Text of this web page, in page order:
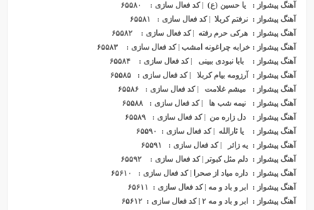
آهنگ پیشواز : یا حسین (ع) | کد فعال سازی : ۶۵۵۸۰
آهنگ پیشواز : نرفتم کربلا | کد فعال سازی : ۶۵۵۸۱
آهنگ پیشواز : هرکی حرم رفته | کد فعال سازی : ۶۵۵۸۲
آهنگ پیشواز : خرابه چراغونه امشب | کد فعال سازی : ۶۵۵۸۳
آهنگ پیشواز : بابا نبودی ببینی | کد فعال سازی : ۶۵۵۸۴
آهنگ پیشواز : آرزومه بیام کربلا | کد فعال سازی : ۶۵۵۸۵
آهنگ پیشواز : میشم غلامت | کد فعال سازی : ۶۵۵۸۶
آهنگ پیشواز : نیمه شب ها | کد فعال سازی : ۶۵۵۸۸
آهنگ پیشواز : دل زاره من | کد فعال سازی : ۶۵۵۸۹
آهنگ پیشواز : یا ثارالله | کد فعال سازی : ۶۵۵۹۰
آهنگ پیشواز : یه زائر | کد فعال سازی : ۶۵۵۹۱
آهنگ پیشواز : دلم مثل کبوتر | کد فعال سازی : ۶۵۵۹۲
آهنگ پیشواز : داره میاد از صحرا | کد فعال سازی : ۶۵۶۱۰
آهنگ پیشواز : ابر و باد و مه | کد فعال سازی : ۶۵۶۱۱
آهنگ پیشواز : ابر و باد و مه ۲ | کد فعال سازی : ۶۵۶۱۲